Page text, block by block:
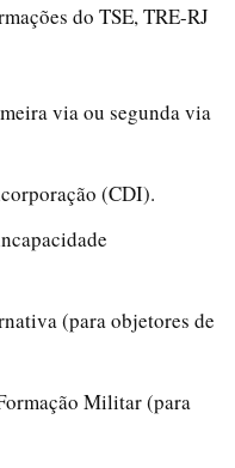
do TSE, TRE-RJ
via ou segunda via
(CDI).
(para objetores de
Militar (para